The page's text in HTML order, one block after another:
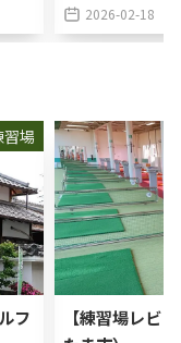
2026-02-18
習場
フ
【練習場レビ